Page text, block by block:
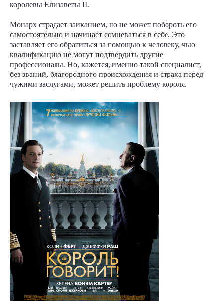
королевы Елизаветы II.
Монарх страдает заиканием, но не может побороть его
самостоятельно и начинает сомневаться в себе. Это
заставляет его обратиться за помощью к человеку, чью
квалификацию не могут подтвердить другие
профессионалы. Но, кажется, именно такой специалист,
без званий, благородного происхождения и страха перед
чужими заслугами, может решить проблему короля.